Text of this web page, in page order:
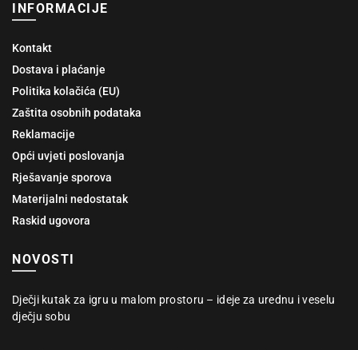
INFORMACIJE
Kontakt
Dostava i plaćanje
Politika kolačića (EU)
Zaštita osobnih podataka
Reklamacije
Opći uvjeti poslovanja
Rješavanje sporova
Materijalni nedostatak
Raskid ugovora
NOVOSTI
Dječji kutak za igru u malom prostoru – ideje za urednu i veselu
dječju sobu